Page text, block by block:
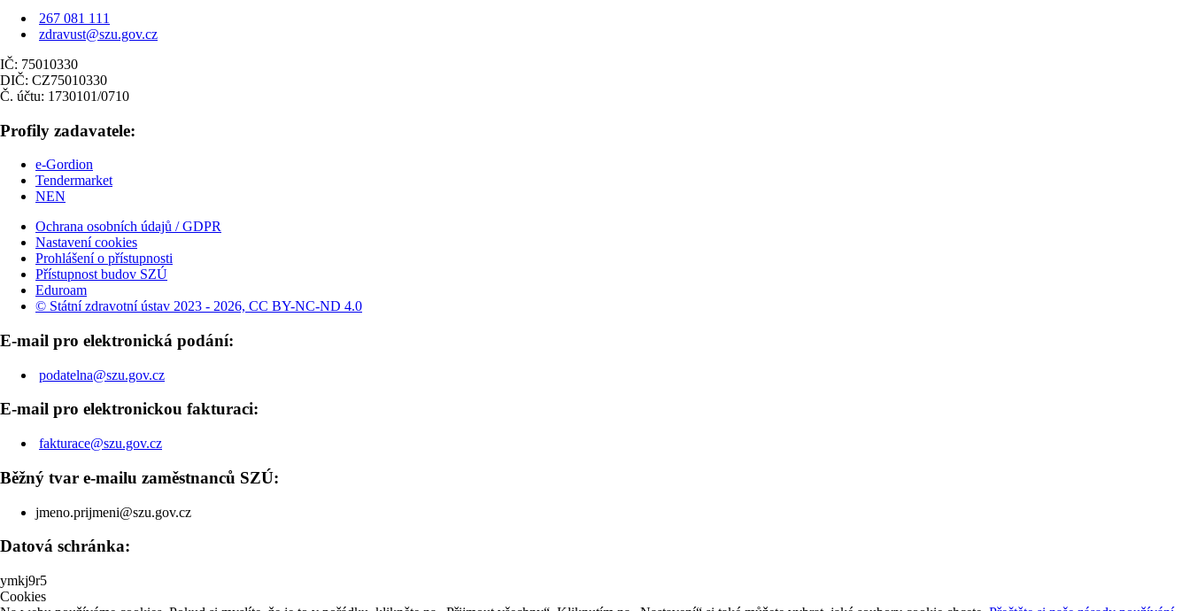
267 081 111
zdravust@szu.gov.cz
IČ: 75010330
DIČ: CZ75010330
Č. účtu: 1730101/0710
Profily zadavatele:
e-Gordion
Tendermarket
NEN
Ochrana osobních údajů / GDPR
Nastavení cookies
Prohlášení o přístupnosti
Přístupnost budov SZÚ
Eduroam
© Státní zdravotní ústav 2023 - 2026, CC BY-NC-ND 4.0
E-mail pro elektronická podání:
podatelna@szu.gov.cz
E-mail pro elektronickou fakturaci:
fakturace@szu.gov.cz
Běžný tvar e-mailu zaměstnanců SZÚ:
jmeno.prijmeni@szu.gov.cz
Datová schránka:
ymkj9r5
Cookies